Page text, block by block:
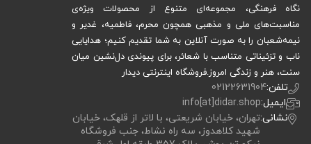
نگاه فرهنگی، مجموعه‌ای متنوع از محصولات ویژه‌ی
مناسبت‌های ملی و مذهبی همچون محرم، فاطمیه، غدیر و
نیمه‌شعبان را به صورت آنلاین به شما تقدیم کنیم؛ هدایایی
ناب و تزئیناتی متناسب با شعائر، برای پیوندی دل‌نشین میان
سنت، هنر و زندگی امروز.فروشگاه اینترنتی دیدار
تلفن:02122631904
ایمیل:info[at]didar.shop
نشانی:تهران، خیابان شریعتی، با لاتر از قلهک، خیابان
شهید کلاهدوز، سه راه نشاط، جنب فروشگاه